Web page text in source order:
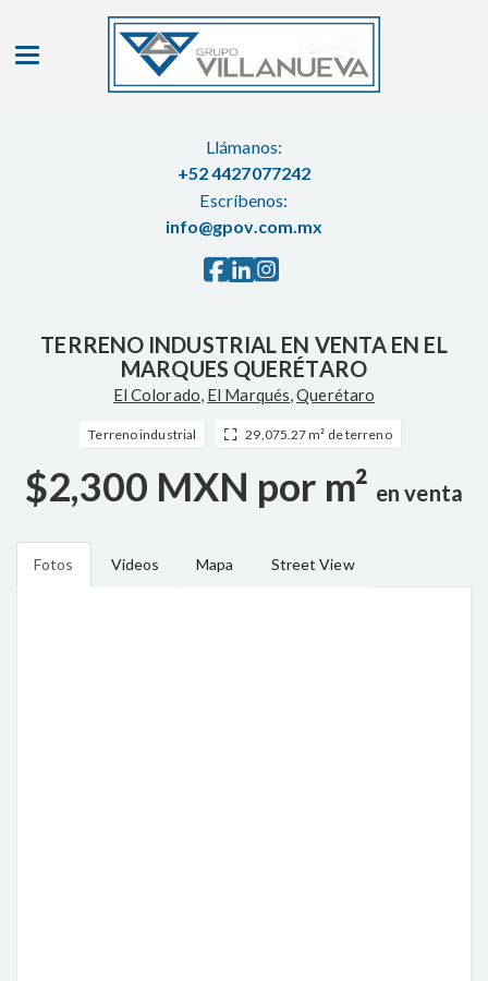
Toggle navigation
Llámanos:
+52 4427077242
Escríbenos:
info@gpov.com.mx
TERRENO INDUSTRIAL EN VENTA EN EL
MARQUES QUERÉTARO
El Colorado, El Marqués,Querétaro
Terreno industrial 29,075.27 m² de terreno
$2,300 MXN por m² en venta
Fotos Videos Mapa Street View